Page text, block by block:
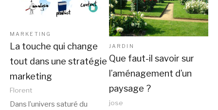
MARKETING
La touche qui change
tout dans une stratégie
marketing
Florent
Dans l’univers saturé du
JARDIN
Que faut-il savoir sur
l’aménagement d’un
paysage ?
jose